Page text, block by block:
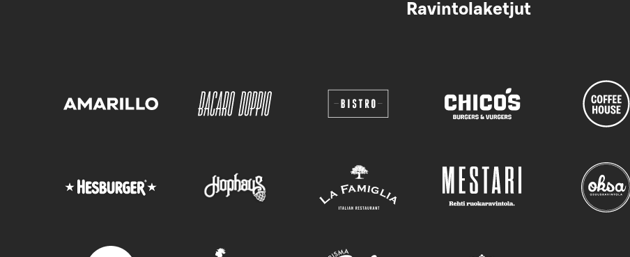
Ravintolaketjut